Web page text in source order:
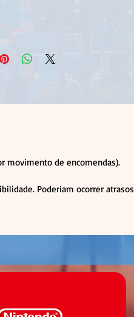
movimento de encomendas).
Poderiam ocorrer atrasos